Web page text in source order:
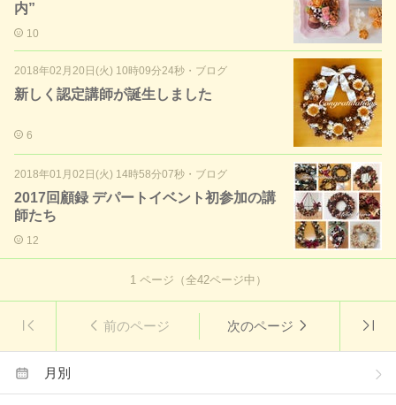
内”
10
2018年02月20日(火) 10時09分24秒 ・ ブログ
新しく認定講師が誕生しました
6
2018年01月02日(火) 14時58分07秒 ・ ブログ
2017回顧録 デパートイベント初参加の講
師たち
12
1ページ（全42ページ中）
前のページ 次のページ
月別